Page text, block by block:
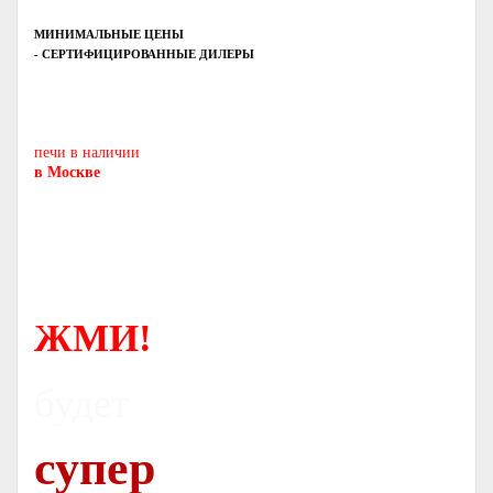
МИНИМАЛЬНЫЕ ЦЕНЫ
- СЕРТИФИЦИРОВАННЫЕ ДИЛЕРЫ
печи в наличии
в Москве
ЖМИ!
супер